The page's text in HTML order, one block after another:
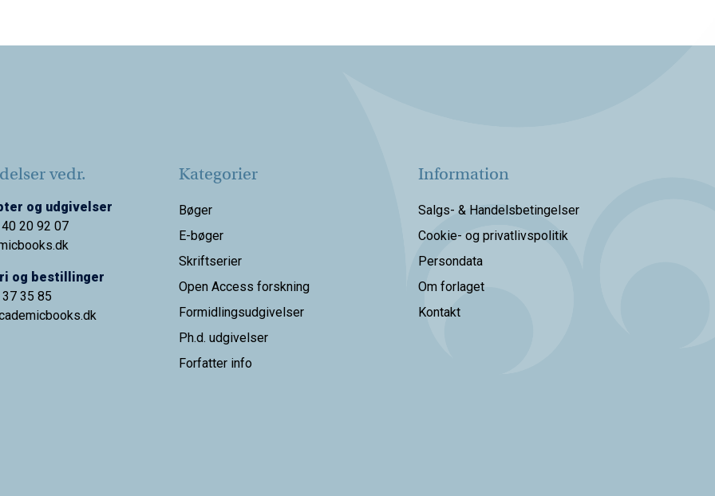
vedr.
og udgivelser
20 92 07
og bestillinger
35 85
Kategorier
Bøger
E-bøger
Skriftserier
Open Access forskning
Formidlingsudgivelser
Ph.d. udgivelser
Forfatter info
Information
Salgs- & Handelsbetingelser
Cookie- og privatlivspolitik
Persondata
Om forlaget
Kontakt